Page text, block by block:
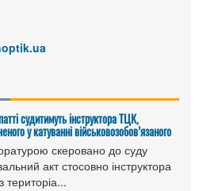
судитимуть інструктора ТЦК,
у катуванні військовозобов’язаного
скеровано до суду
акт стосовно інструктора
територіа...